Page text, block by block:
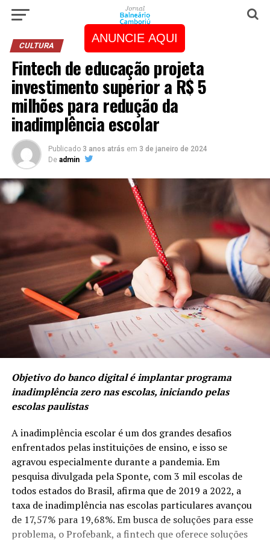
ANUNCIE AQUI
CULTURA
Fintech de educação projeta
investimento superior a R$ 5
milhões para redução da
inadimplência escolar
Publicado 3 anos atrás em 3 de janeiro de 2024
De admin
Objetivo do banco digital é implantar programa
inadimplência zero nas escolas, iniciando pelas
escolas paulistas
A inadimplência escolar é um dos grandes desafios
enfrentados pelas instituições de ensino, e isso se
agravou especialmente durante a pandemia. Em
pesquisa divulgada pela Sponte, com 3 mil escolas de
todos estados do Brasil, afirma que de 2019 a 2022, a
taxa de inadimplência nas escolas particulares avançou
de 17,57% para 19,68%. Em busca de soluções para esse
problema, o Profebank, a fintech que oferece soluções